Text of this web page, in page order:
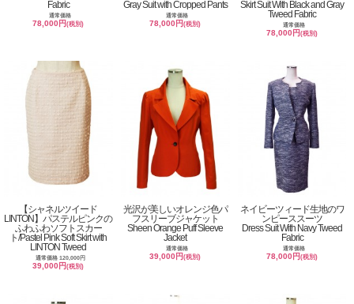
Fabric
通常価格
78,000円(税別)
Gray Suit with Cropped Pants
通常価格
78,000円(税別)
Skirt Suit With Black and Gray
Tweed Fabric
通常価格
78,000円(税別)
【シャネルツイード
LINTON】パステルピンクの
ふわふわソフトスカー
ト/Pastel Pink Soft Skirt with
LINTON Tweed
通常価格 120,000円
39,000円(税別)
光沢が美しいオレンジ色パ
フスリーブジャケット
Sheen Orange Puff Sleeve
Jacket
通常価格
39,000円(税別)
ネイビーツィード生地のワ
ンピーススーツ
Dress Suit With Navy Tweed
Fabric
通常価格
78,000円(税別)